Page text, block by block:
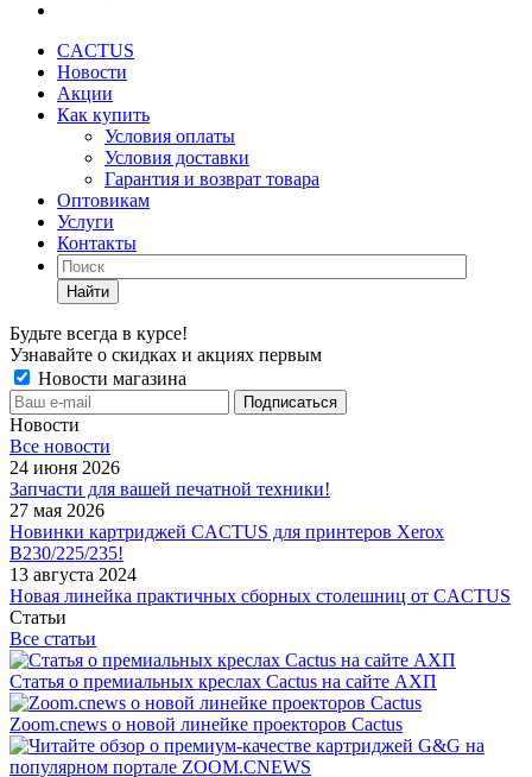
CACTUS
Новости
Акции
Как купить
Условия оплаты
Условия доставки
Гарантия и возврат товара
Оптовикам
Услуги
Контакты
Найти
Будьте всегда в курсе!
Узнавайте о скидках и акциях первым
Новости магазина
Новости
Все новости
24 июня 2026
Запчасти для вашей печатной техники!
27 мая 2026
Новинки картриджей CACTUS для принтеров Xerox
B230/225/235!
13 августа 2024
Новая линейка практичных сборных столешниц от CACTUS
Статьи
Все статьи
Статья о премиальных креслах Cactus на сайте АХП
Zoom.cnews о новой линейке проекторов Cactus